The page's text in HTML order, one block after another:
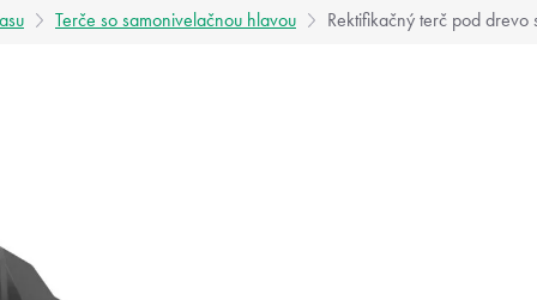
Terče so samonivelačnou hlavou Rektifikačný terč pod